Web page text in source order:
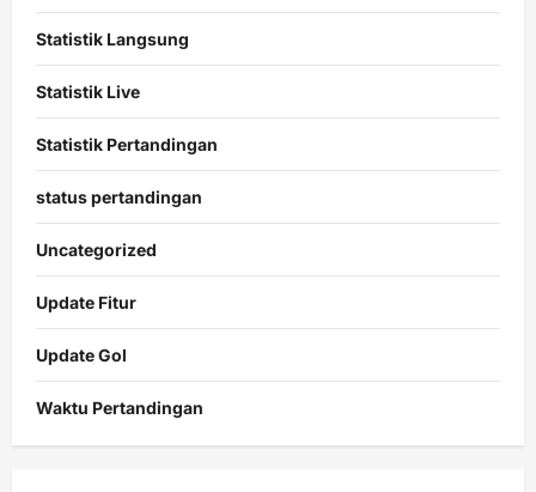
Statistik Langsung
Statistik Live
Statistik Pertandingan
status pertandingan
Uncategorized
Update Fitur
Update Gol
Waktu Pertandingan